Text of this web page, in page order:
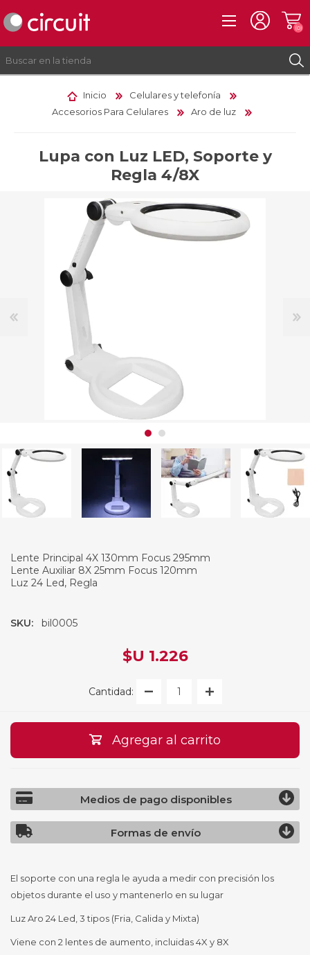
REGISTRO
(0)
Inicio
Celulares y telefonía
Accesorios Para Celulares
Aro de luz
Lupa con Luz LED, Soporte y
Regla 4/8X
Lente Principal 4X 130mm Focus 295mm
Lente Auxiliar 8X 25mm Focus 120mm
Luz 24 Led, Regla
SKU: bil0005
$U 1.226
Cantidad:
Agregar al carrito
Medios de pago disponibles
Formas de envío
El soporte con una regla le ayuda a medir con precisión los
objetos durante el uso y mantenerlo en su lugar
Luz Aro 24 Led, 3 tipos (Fria, Calida y Mixta)
Viene con 2 lentes de aumento, incluidas 4X y 8X